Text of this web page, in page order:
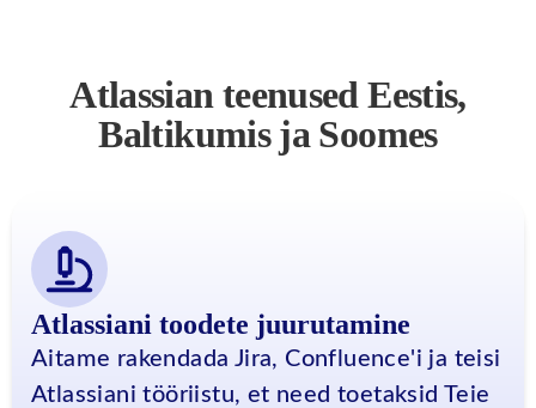
Atlassian teenused Eestis,
Baltikumis ja Soomes
Atlassiani toodete juurutamine
Aitame rakendada Jira, Confluence'i ja teisi
Atlassiani tööriistu, et need toetaksid Teie